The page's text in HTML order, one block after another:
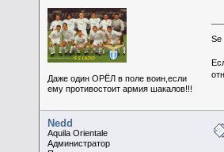
Даже один ОРЁЛ в поле воин,если
ему противостоит армия шакалов!!!
Se
Nedd
Aquila Orientale
Администратор